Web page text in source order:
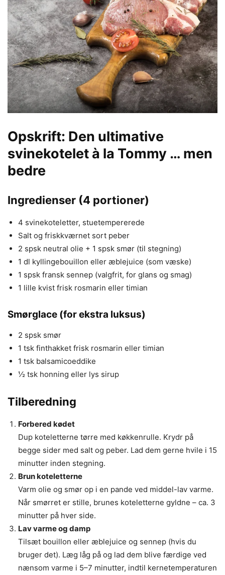
Opskrift: Den ultimative
svinekotelet à la Tommy … men
bedre
Ingredienser (4 portioner)
4 svinekoteletter, stuetempererede
Salt og friskkværnet sort peber
2 spsk neutral olie + 1 spsk smør (til stegning)
1 dl kyllingebouillon eller æblejuice (som væske)
1 spsk fransk sennep (valgfrit, for glans og smag)
1 lille kvist frisk rosmarin eller timian
Smørglace (for ekstra luksus)
2 spsk smør
1 tsk finthakket frisk rosmarin eller timian
1 tsk balsamicoeddike
½ tsk honning eller lys sirup
Tilberedning
Forbered kødet
Dup koteletterne tørre med køkkenrulle. Krydr på
begge sider med salt og peber. Lad dem gerne hvile i 15
minutter inden stegning.
Brun koteletterne
Varm olie og smør op i en pande ved middel-lav varme.
Når smørret er stille, brunes koteletterne gyldne – ca. 3
minutter på hver side.
Lav varme og damp
Tilsæt bouillon eller æblejuice og sennep (hvis du
bruger det). Læg låg på og lad dem blive færdige ved
nænsom varme i 5–7 minutter, indtil kernetemperaturen